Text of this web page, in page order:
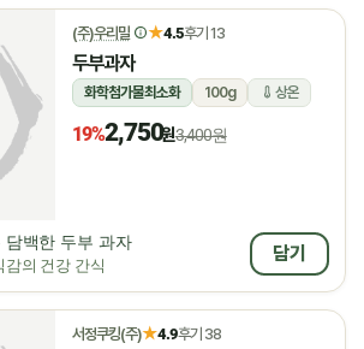
(주)우리밀 ★4.5후기 13
두부과자
화학첨가물최소화 100g 상온
19%2,750원3,400원
담백한 두부 과자
감의 건강 간식
담기
서정쿠킹(주)★4.9후기 38